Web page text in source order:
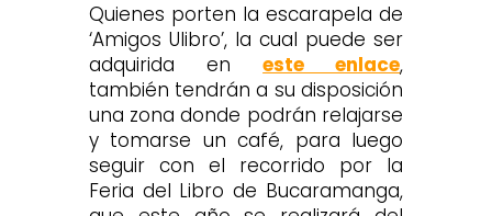
Quienes porten la escarapela de
‘Amigos Ulibro’, la cual puede ser
adquirida eneste enlace,
también tendrán a su disposición
una zona donde podrán relajarse
y tomarse un café, para luego
seguir con el recorrido por la
Feria del Libro de Bucaramanga,